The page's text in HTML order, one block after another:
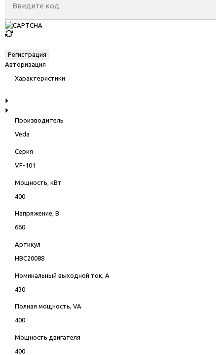
Введите код:
Авторизация
Характеристики
Производитель
Veda
Серия
VF-101
Мощность, кВт
400
Напряжение, В
660
Артикул
HBC20088
Номинальный выходной ток, А
430
Полная мощность, VA
400
Мощность двигателя
400